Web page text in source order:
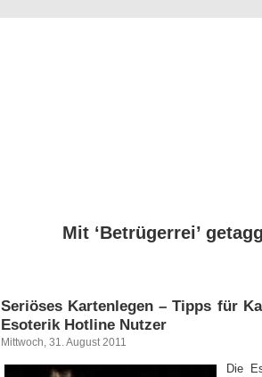
Mit ‘Betrügerrei’
Seriöses Kartenlegen – Tipps für
Esoterik Hotline Nutzer
Mittwoch, 31. August 2011
Die